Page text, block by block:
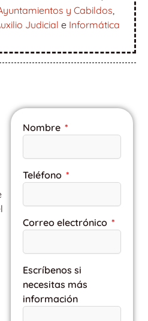
y Cabildos
Judicial e Informática
Nombre
Teléfono
Correo electrónico
Escríbenos si
necesitas más
información